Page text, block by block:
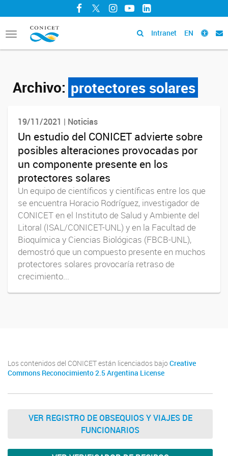
Facebook
TwitterInstagram
YouTubeLinkedIn
Toggle
navigation
Intranet EN
Archivo: protectores solares
19/11/2021 | Noticias
Un estudio del CONICET advierte sobre
posibles alteraciones provocadas por
un componente presente en los
protectores solares
Un equipo de científicos y científicas entre los que
se encuentra Horacio Rodríguez, investigador de
CONICET en el Instituto de Salud y Ambiente del
Litoral (ISAL/CONICET-UNL) y en la Facultad de
Bioquímica y Ciencias Biológicas (FBCB-UNL),
demostró que un compuesto presente en muchos
protectores solares provocaría retraso de
crecimiento...
Los contenidos del CONICET están licenciados bajo Creative
Commons Reconocimiento 2.5 Argentina License
VER REGISTRO DE OBSEQUIOS Y VIAJES DE
FUNCIONARIOS